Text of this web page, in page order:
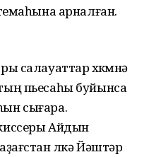
арналған.
салауаттар хөкөмөнә
пьесаһы буйынса
сығара.
Айдын
өлкә Йәштәр